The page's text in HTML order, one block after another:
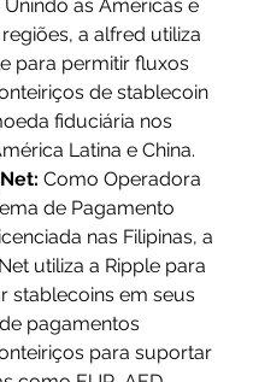
Unindo as Américas e
a alfred utiliza
para permitir fluxos
de stablecoin
fiduciária nos
Latina e China.
Como Operadora
de Pagamento
nas Filipinas, a
utiliza a Ripple para
stablecoins em seus
pagamentos
para suportar